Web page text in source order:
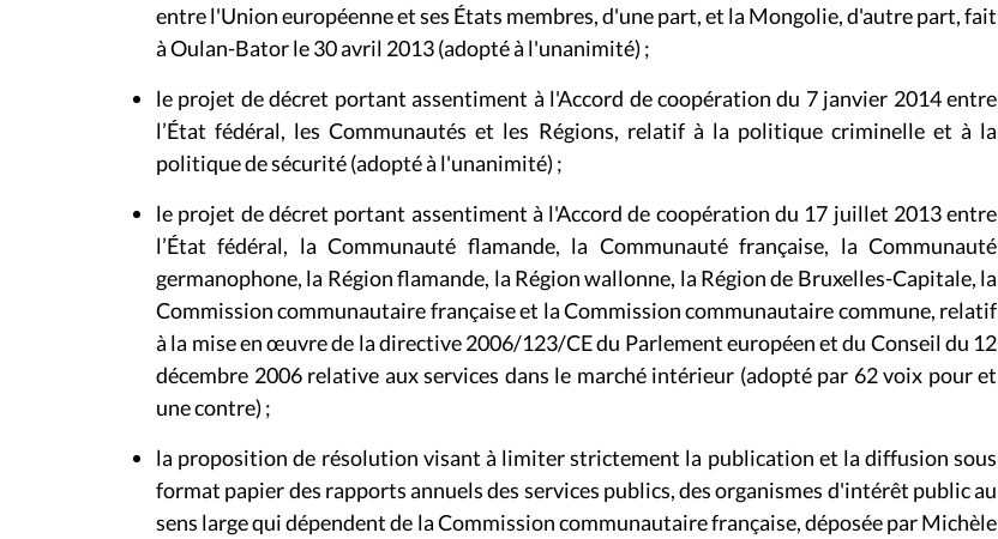
entre l'Union européenne et ses États membres, d'une part, et la Mongolie, d'autre part, fait
à Oulan-Bator le 30 avril 2013 (adopté à l'unanimité) ;
le projet de décret portant assentiment à l'Accord de coopération du 7 janvier 2014 entre
l’État fédéral, les Communautés et les Régions, relatif à la politique criminelle et à la
politique de sécurité (adopté à l'unanimité) ;
le projet de décret portant assentiment à l'Accord de coopération du 17 juillet 2013 entre
l’État fédéral, la Communauté flamande, la Communauté française, la Communauté
germanophone, la Région flamande, la Région wallonne, la Région de Bruxelles-Capitale, la
Commission communautaire française et la Commission communautaire commune, relatif
à la mise en œuvre de la directive 2006/123/CE du Parlement européen et du Conseil du 12
décembre 2006 relative aux services dans le marché intérieur (adopté par 62 voix pour et
une contre) ;
la proposition de résolution visant à limiter strictement la publication et la diffusion sous
format papier des rapports annuels des services publics, des organismes d'intérêt public au
sens large qui dépendent de la Commission communautaire française, déposée par Michèle